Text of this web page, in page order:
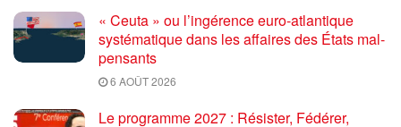
« Ceuta » ou l’ingérence euro-atlantique
systématique dans les affaires des États mal-
pensants
6 AOÛT 2026
Le programme 2027 : Résister, Fédérer,